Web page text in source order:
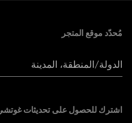
مُحدّد موقع المتجر
الدولة/المنطقة، المدينة
اشترك للحصول على تحديثات